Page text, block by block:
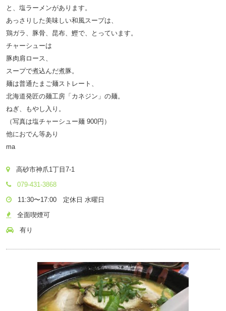
と、塩ラーメンがあります。
あっさりした美味しい和風スープは、
鶏ガラ、豚骨、昆布、鰹で、とっています。
チャーシューは
豚肉肩ロース、
スープで煮込んだ煮豚。
麺は普通たまご麺ストレート、
北海道発匠の麺工房「カネジン」の麺。
ねぎ、もやし入り。
（写真は塩チャーシュー麺 900円）
他におでん等あり
ma
高砂市神爪1丁目7-1
079-431-3868
11:30〜17:00 定休日 水曜日
全面喫煙可
有り